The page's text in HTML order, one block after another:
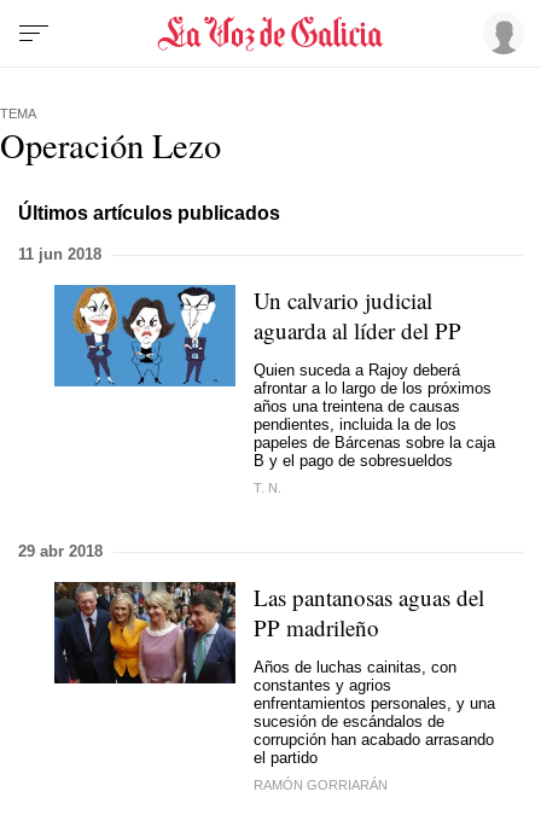
TEMA
Operación Lezo
Últimos artículos publicados
11 jun 2018
Un calvario judicial
aguarda al líder del PP
Quien suceda a Rajoy deberá
afrontar a lo largo de los próximos
años una treintena de causas
pendientes, incluida la de los
papeles de Bárcenas sobre la caja
B y el pago de sobresueldos
T. N.
29 abr 2018
Las pantanosas aguas del
PP madrileño
Años de luchas cainitas, con
constantes y agrios
enfrentamientos personales, y una
sucesión de escándalos de
corrupción han acabado arrasando
el partido
RAMÓN GORRIARÁN